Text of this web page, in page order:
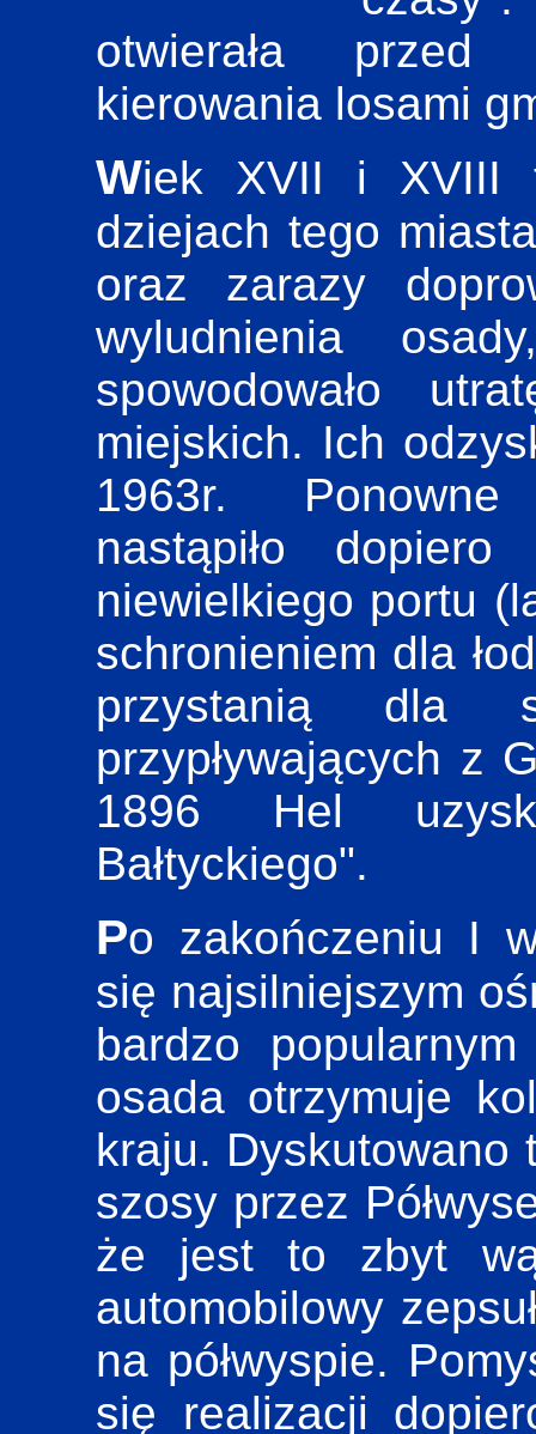
otwierała przed
kierowania losami
Wiek XVII i XVIII tragicznie zapisał się w
dziejach tego
oraz zarazy
wyludnienia
spowodowało
miejskich. Ich
1963r.
nastąpiło
niewielkiego portu
schronieniem dla
przystanią dla
przypływających z
1896 Hel
Bałtyckiego".
Po zakończeniu I wojny światowej Hel staje
się najsilniejszym
bardzo
osada otrzymuje
kraju. Dyskutowano
szosy przez
że jest to zbyt
automobilowy
na półwyspie.
się realizacji